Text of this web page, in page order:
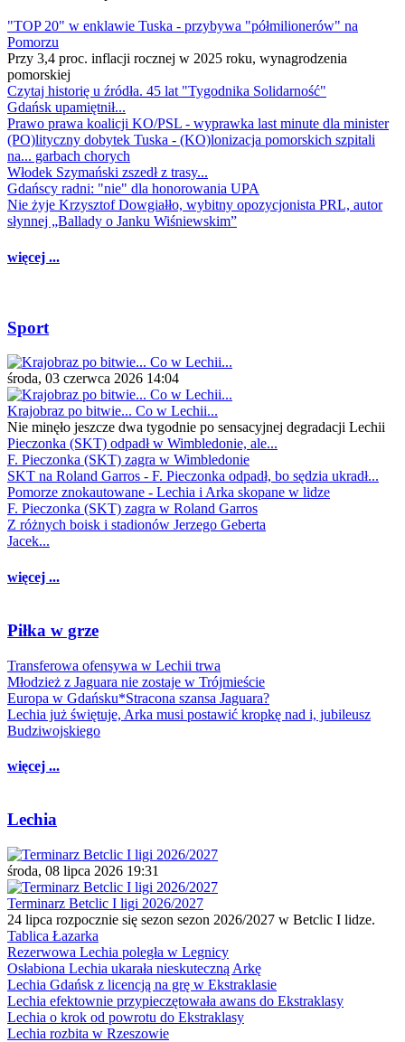
"TOP 20" w enklawie Tuska - przybywa "półmilionerów" na
Pomorzu
Przy 3,4 proc. inflacji rocznej w 2025 roku, wynagrodzenia
pomorskiej
Czytaj historię u źródła. 45 lat "Tygodnika Solidarność"
Gdańsk upamiętnił...
Prawo prawa koalicji KO/PSL - wyprawka last minute dla minister
(PO)lityczny dobytek Tuska - (KO)lonizacja pomorskich szpitali
na... garbach chorych
Włodek Szymański zszedł z trasy...
Gdańscy radni: "nie" dla honorowania UPA
Nie żyje Krzysztof Dowgiałło, wybitny opozycjonista PRL, autor
słynnej „Ballady o Janku Wiśniewskim”
więcej ...
Sport
środa, 03 czerwca 2026 14:04
Krajobraz po bitwie... Co w Lechii...
Nie minęło jeszcze dwa tygodnie po sensacyjnej degradacji Lechii
Pieczonka (SKT) odpadł w Wimbledonie, ale...
F. Pieczonka (SKT) zagra w Wimbledonie
SKT na Roland Garros - F. Pieczonka odpadł, bo sędzia ukradł...
Pomorze znokautowane - Lechia i Arka skopane w lidze
F. Pieczonka (SKT) zagra w Roland Garros
Z różnych boisk i stadionów Jerzego Geberta
Jacek...
więcej ...
Piłka w grze
Transferowa ofensywa w Lechii trwa
Młodzież z Jaguara nie zostaje w Trójmieście
Europa w Gdańsku*Stracona szansa Jaguara?
Lechia już świętuje, Arka musi postawić kropkę nad i, jubileusz
Budziwojskiego
więcej ...
Lechia
środa, 08 lipca 2026 19:31
Terminarz Betclic I ligi 2026/2027
24 lipca rozpocznie się sezon sezon 2026/2027 w Betclic I lidze.
Tablica Łazarka
Rezerwowa Lechia poległa w Legnicy
Osłabiona Lechia ukarała nieskuteczną Arkę
Lechia Gdańsk z licencją na grę w Ekstraklasie
Lechia efektownie przypieczętowała awans do Ekstraklasy
Lechia o krok od powrotu do Ekstraklasy
Lechia rozbita w Rzeszowie